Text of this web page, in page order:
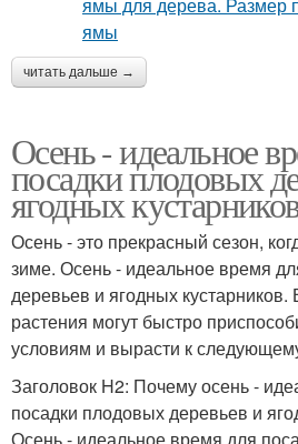
читать дальше →
Осень - идеальное
посадки плодовых
ягодных
Осень - это прекрасный сезон,
зиме. Осень - идеальное время
деревьев и ягодных кустарников.
растения могут быстро
условиям и вырасти к
Заголовок H2: Почему осень -
посадки плодовых деревьев и